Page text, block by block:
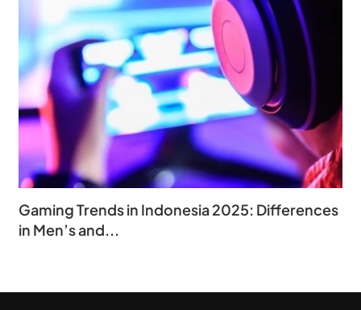
Gaming Trends in Indonesia 2025: Differences
in Men’s and...